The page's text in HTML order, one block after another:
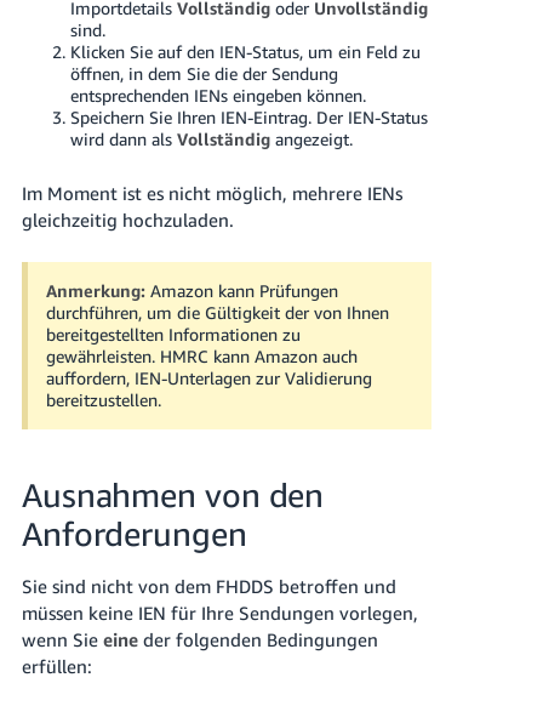
Importdetails Vollständigoder Unvollständig
sind.
Klicken Sie auf den IEN-Status, um ein Feld zu
öffnen, in dem Sie die der Sendung
entsprechenden IENs eingeben können.
Speichern Sie Ihren IEN-Eintrag. Der IEN-Status
wird dann als Vollständigangezeigt.
Im Moment ist es nicht möglich, mehrere IENs
gleichzeitig hochzuladen.
Anmerkung: Amazon kann Prüfungen
durchführen, um die Gültigkeit der von Ihnen
bereitgestellten Informationen zu
gewährleisten. HMRC kann Amazon auch
auffordern, IEN-Unterlagen zur Validierung
bereitzustellen.
Ausnahmen von den
Anforderungen
Sie sind nicht von dem FHDDS betroffen und
müssen keine IEN für Ihre Sendungen vorlegen,
wenn Sie eineder folgenden Bedingungen
erfüllen: